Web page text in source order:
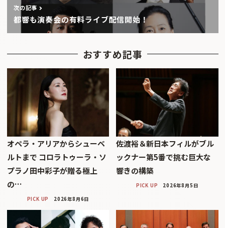
次の記事
都響も演奏会の有料ライブ配信開始！
おすすめ記事
オペラ・アリアからシューベ
ルトまで コロラトゥーラ・ソ
プラノ田中彩子が贈る極上
の…
PICK UP 2026年8月6日
佐渡裕＆新日本フィルがブル
ックナー第5番で挑む巨大な
響きの構築
PICK UP 2026年8月5日